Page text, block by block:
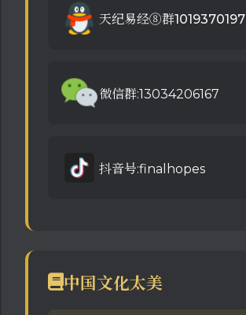
天纪易经⑧群1019370197
微信群:13034206167
抖音号:finalhopes
中国文化太美